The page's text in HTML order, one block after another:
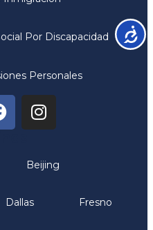
Por Discapacidad
Personales
Beijing
Dallas Fresno